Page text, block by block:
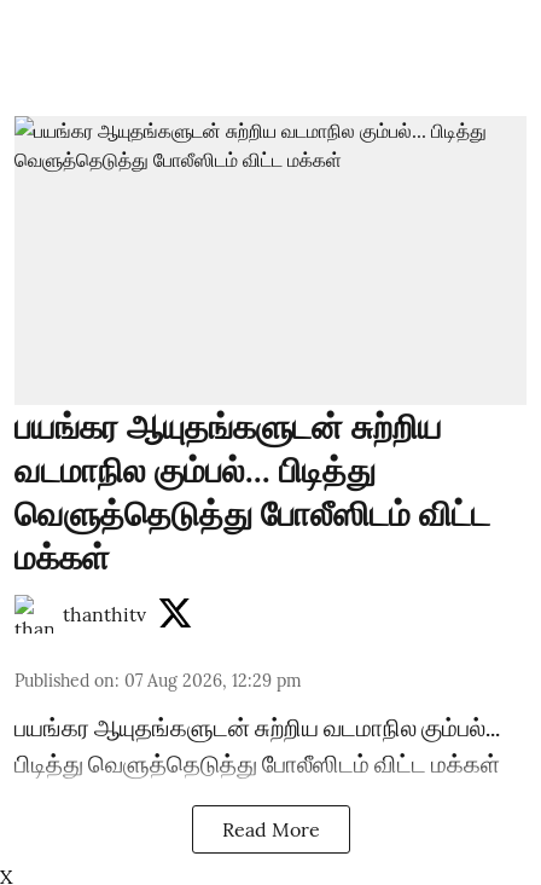
பயங்கர ஆயுதங்களுடன் சுற்றிய
வடமாநில கும்பல்... பிடித்து
வெளுத்தெடுத்து போலீஸிடம் விட்ட
மக்கள்
thanthitv
Published on: 07 Aug 2026, 12:29 pm
பயங்கர ஆயுதங்களுடன் சுற்றிய வடமாநில கும்பல்...
பிடித்து வெளுத்தெடுத்து போலீஸிடம் விட்ட மக்கள்
Read More
X